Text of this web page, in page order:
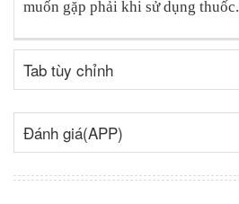
muốn gặp phải khi sử dụng thuốc.
Tab tùy chỉnh
Đánh giá(APP)